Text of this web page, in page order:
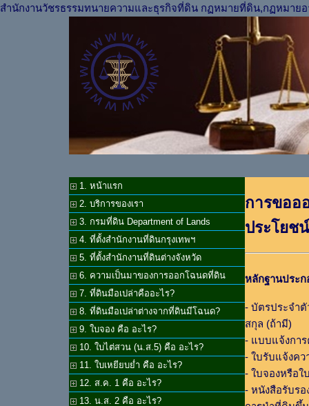
สำนักงานวัชรธรรมทนายความและธุรกิจที่ดิน กฏหมายที่ดิน,กฏหมาย
1. หน้าแรก
2. บริการของเรา
3. กรมที่ดิน Department of Lands
4. ที่ตั้งสำนักงานที่ดินกรุงเทพฯ
5. ที่ตั้งสำนักงานที่ดินต่างจังหวัด
6. ความเป็นมาของการออกโฉนดที่ดิน
7. ที่ดินมือเปล่าคืออะไร?
8. ที่ดินมือเปล่าต่างจากที่ดินมีโฉนด?
9. ใบจอง คือ อะไร?
10. ใบไต่สวน (น.ส.5) คือ อะไร?
11. ใบเหยียบย่ำ คือ อะไร?
12. ส.ค. 1 คือ อะไร?
13. น.ส. 2 คือ อะไร?
การขออ
ประโยช
หลักฐานประ
- บัตรประจำ
สกุล (ถ้ามี)
- แบบแจ้งกา
- ใบรับแจ้งค
- ใบจองหรือใ
- หนังสือรับร